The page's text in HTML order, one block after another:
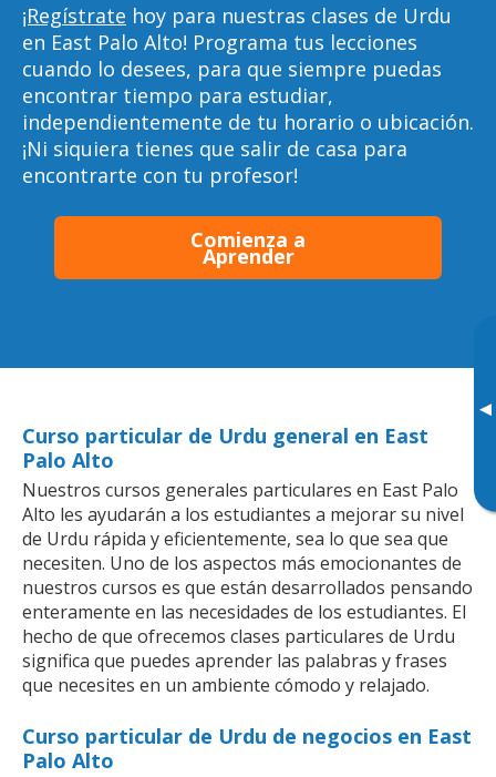
▸
¡Regístrate hoy para nuestras clases de Urdu
en East Palo Alto! Programa tus lecciones
cuando lo desees, para que siempre puedas
encontrar tiempo para estudiar,
independientemente de tu horario o ubicación.
¡Ni siquiera tienes que salir de casa para
encontrarte con tu profesor!
Comienza a
Aprender
Curso particular de Urdu general en East
Palo Alto
Nuestros cursos generales particulares en East Palo
Alto les ayudarán a los estudiantes a mejorar su nivel
de Urdu rápida y eficientemente, sea lo que sea que
necesiten. Uno de los aspectos más emocionantes de
nuestros cursos es que están desarrollados pensando
enteramente en las necesidades de los estudiantes. El
hecho de que ofrecemos clases particulares de Urdu
significa que puedes aprender las palabras y frases
que necesites en un ambiente cómodo y relajado.
Curso particular de Urdu de negocios en East
Palo Alto